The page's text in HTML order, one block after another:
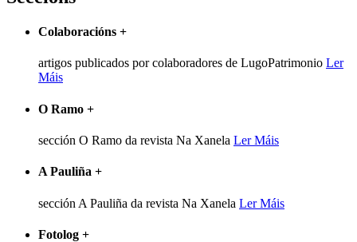
Colaboracións +
artigos publicados por colaboradores de LugoPatrimonio Ler
Máis
O Ramo +
sección O Ramo da revista Na Xanela Ler Máis
A Pauliña +
sección A Pauliña da revista Na Xanela Ler Máis
Fotolog +